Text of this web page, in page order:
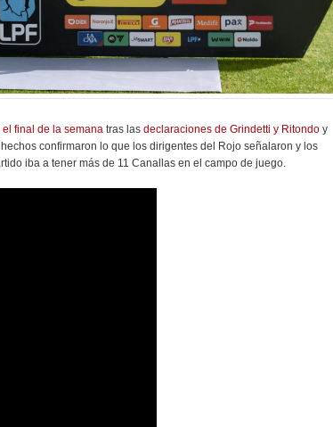
final de la semana tras las declaraciones de Grindetti y Ritondo y
confirmaron lo que los dirigentes del Rojo señalaron y los
iba a tener más de 11 Canallas en el campo de juego.